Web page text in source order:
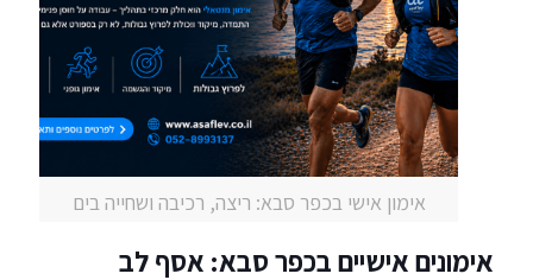
אימון אישי בכפר סבא: ריצה, רכיבה ושחייה בים
אימונים אישיים בכפר סבא: אסף לב